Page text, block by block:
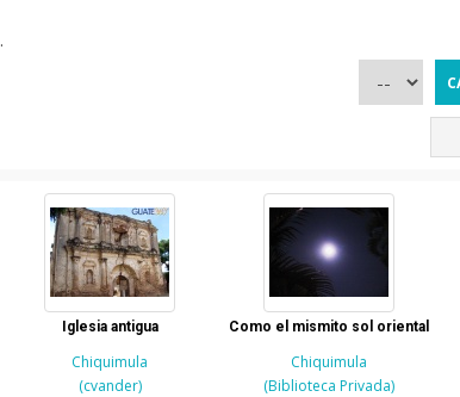
.
Iglesia antigua
Chiquimula
(cvander)
Como el mismito sol oriental
Chiquimula
(Biblioteca Privada)